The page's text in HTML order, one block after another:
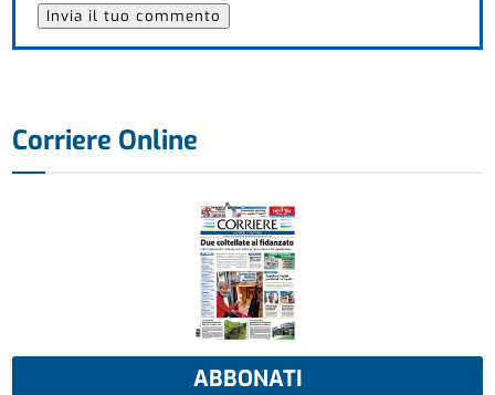
Corriere Online
ABBONATI